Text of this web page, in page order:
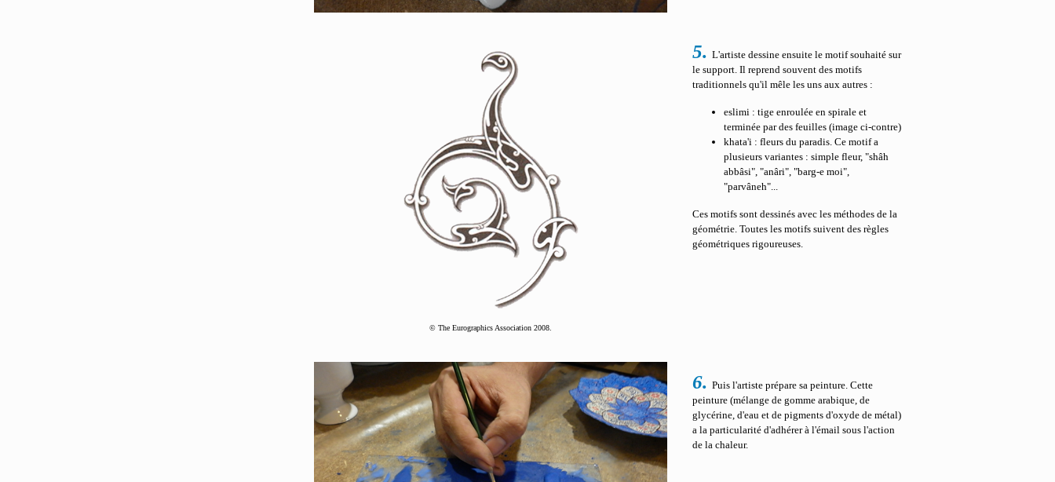
© The Eurographics Association 2008.
5. L'artiste dessine ensuite le motif souhaité sur
le support. Il reprend souvent des motifs
traditionnels qu'il mêle les uns aux autres :
eslimi : tige enroulée en spirale et
terminée par des feuilles (image ci-contre)
khata'i : fleurs du paradis. Ce motif a
plusieurs variantes : simple fleur, "shâh
abbâsi", "anâri", "barg-e moi",
"parvâneh"...
Ces motifs sont dessinés avec les méthodes de la
géométrie. Toutes les motifs suivent des règles
géométriques rigoureuses.
6. Puis l'artiste prépare sa peinture. Cette
peinture (mélange de gomme arabique, de
glycérine, d'eau et de pigments d'oxyde de métal)
a la particularité d'adhérer à l'émail sous l'action
de la chaleur.